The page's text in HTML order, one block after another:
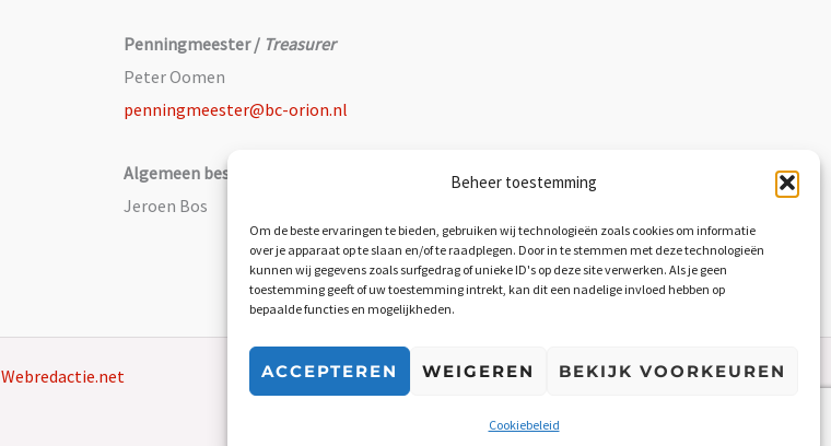
Beheer toestemming
Om de beste ervaringen te bieden, gebruiken wij technologieën zoals cookies om informatie
over je apparaat op te slaan en/of te raadplegen. Door in te stemmen met deze technologieën
kunnen wij gegevens zoals surfgedrag of unieke ID's op deze site verwerken. Als je geen
toestemming geeft of uw toestemming intrekt, kan dit een nadelige invloed hebben op
bepaalde functies en mogelijkheden.
ACCEPTEREN WEIGEREN BEKIJK VOORKEUREN
Cookiebeleid
Penningmeester / Treasurer
Peter Oomen
penningmeester@bc-orion.nl
Algemeen bestuurslid /
Jeroen Bos
Webredactie.net